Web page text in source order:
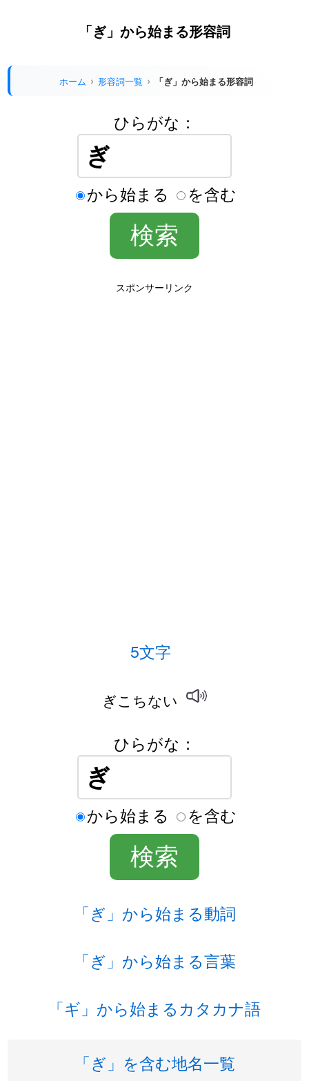
「ぎ」から始まる形容詞
ホーム 形容詞一覧 「ぎ」から始まる形容詞
ひらがな：
から始まる を含む
スポンサーリンク
5文字
ぎこちない
ひらがな：
から始まる を含む
「ぎ」から始まる動詞
「ぎ」から始まる言葉
「ギ」から始まるカタカナ語
「ぎ」を含む地名一覧